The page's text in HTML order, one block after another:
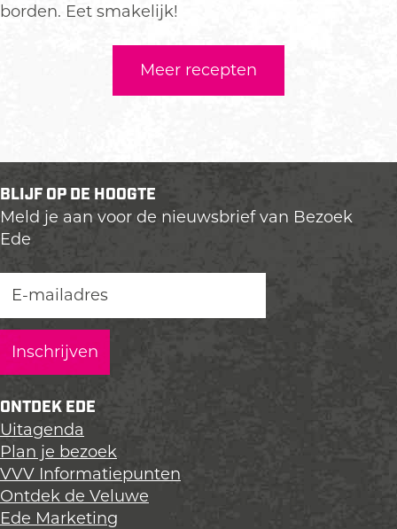
borden. Eet smakelijk!
Meer recepten
BLIJF OP DE HOOGTE
Meld je aan voor de nieuwsbrief van Bezoek
Ede
ONTDEK EDE
Uitagenda
Plan je bezoek
VVV Informatiepunten
Ontdek de Veluwe
Ede Marketing